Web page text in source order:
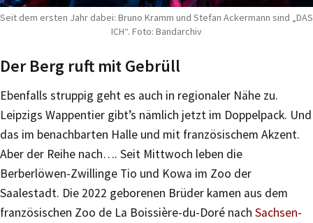
Seit dem ersten Jahr dabei: Bruno Kramm und Stefan Ackermann sind „DAS
ICH“. Foto: Bandarchiv
Der Berg ruft mit Gebrüll
Ebenfalls struppig geht es auch in regionaler Nähe zu.
Leipzigs Wappentier gibt’s nämlich jetzt im Doppelpack. Und
das im benachbarten Halle und mit französischem Akzent.
Aber der Reihe nach…. Seit Mittwoch leben die
Berberlöwen-Zwillinge Tio und Kowa im Zoo der
Saalestadt. Die 2022 geborenen Brüder kamen aus dem
französischen Zoo de La Boissière-du-Doré nach Sachsen-